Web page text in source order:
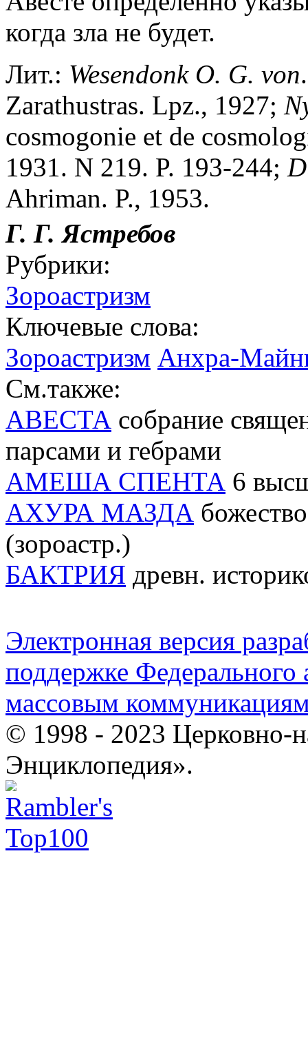
когда зла не будет.
Лит.: Wesendonk O. G. von
Zarathustras. Lpz., 1927;
cosmogonie et de
1931. N 219. P. 193-244;
Ahriman. P., 1953.
Г. Г. Ястребов
Рубрики:
Зороастризм
Ключевые слова:
Зороастризм Анхра-
См.также:
АВЕСТА cобрание
парсами и гебрами
АМЕША СПЕНТА 6
АХУРА МАЗДА
(зороастр.)
БАКТРИЯ древн.
Электронная версия
поддержке Федерального
массовым
© 1998 - 2023 Церковно-
Энциклопедия».